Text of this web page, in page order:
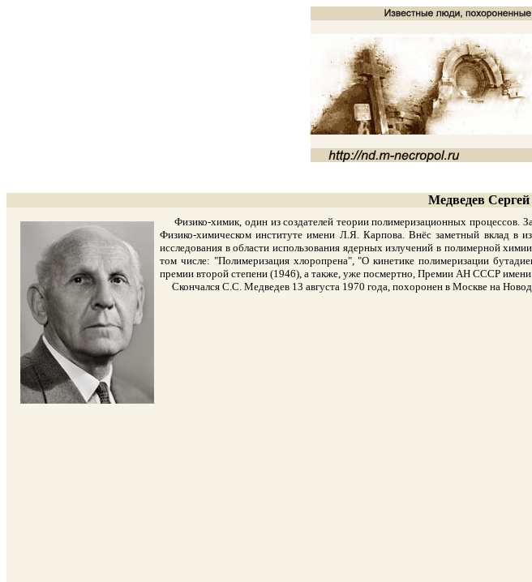
Медведев Сергей
Физико-химик, один из создателей теории полимеризационных
Физико-химическом институте имени Л.Я. Карпова. Внёс заметный вклад в
исследования в области использования ядерных излучений в полимерной
том числе: "Полимеризация хлоропрена", "О кинетике полимеризации
премии второй степени (1946), а также, уже посмертно, Премии АН СССР
Скончался С.С. Медведев 13 августа 1970 года, похоронен в Москве на